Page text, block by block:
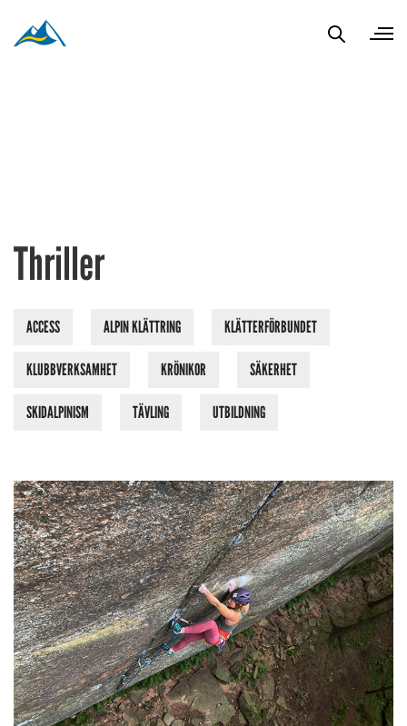
Thriller
ACCESS ALPIN KLÄTTRING KLÄTTERFÖRBUNDET
KLUBBVERKSAMHET KRÖNIKOR SÄKERHET
SKIDALPINISM TÄVLING UTBILDNING